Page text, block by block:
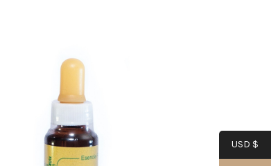
USD $